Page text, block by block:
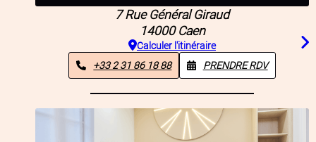
7 Rue Général Giraud
14000 Caen
Calculer l'itinéraire
+33 2 31 86 18 88
PRENDRE RDV